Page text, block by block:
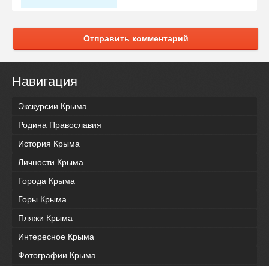
Отправить комментарий
Навигация
Экскурсии Крыма
Родина Православия
История Крыма
Личности Крыма
Города Крыма
Горы Крыма
Пляжи Крыма
Интересное Крыма
Фотографии Крыма